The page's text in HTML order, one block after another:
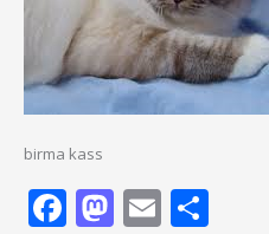
birma kass
Facebook
Mastodon
Email